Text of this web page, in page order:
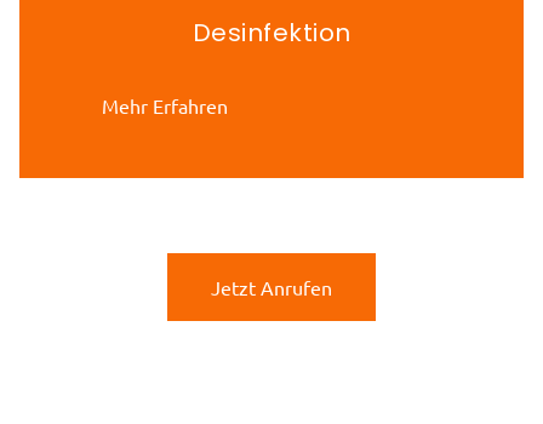
Desinfektion
Mehr Erfahren
Jetzt Anrufen